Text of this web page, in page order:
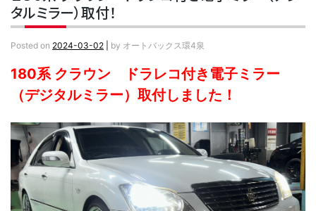
タルミラー）取付！
Posted on 2024-03-02 by オートバックス環4泉
180系 クラウン ドラレコ付き電子ミラー
（デジタルミラー）取付しました！